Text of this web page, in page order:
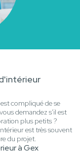
compliqué de se
demandez s'il est
plus petits ?
est très souvent
du projet.
à Gex